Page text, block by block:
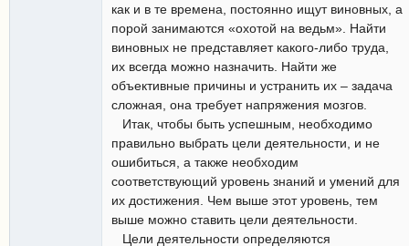
как и в те времена, постоянно ищут виновных, а
порой занимаются «охотой на ведьм». Найти
виновных не представляет какого-либо труда,
их всегда можно назначить. Найти же
объективные причины и устранить их – задача
сложная, она требует напряжения мозгов.
Итак, чтобы быть успешным, необходимо
правильно выбрать цели деятельности, и не
ошибиться, а также необходим
соответствующий уровень знаний и умений для
их достижения. Чем выше этот уровень, тем
выше можно ставить цели деятельности.
Цели деятельности определяются